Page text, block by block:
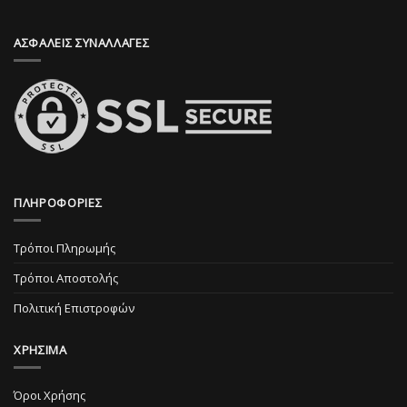
του
ΑΣΦΑΛΕΙΣ ΣΥΝΑΛΛΑΓΕΣ
ΠΛΗΡΟΦΟΡΙΕΣ
Τρόποι Πληρωμής
Τρόποι Αποστολής
Πολιτική Επιστροφών
ΧΡΗΣΙΜΑ
Όροι Χρήσης